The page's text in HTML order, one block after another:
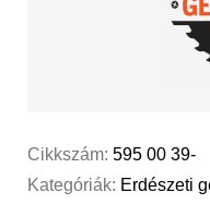
Cikkszám: 595 00 39-
Kategóriák: Erdészeti